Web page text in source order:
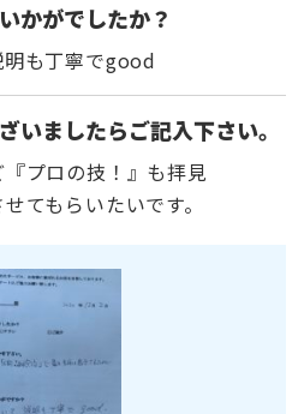
かがでしたか？
も丁寧でgood
いましたらご記入下さい。
プロの技！』も拝見
てもらいたいです。